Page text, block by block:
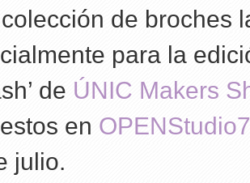
de broches
para la
de ÚNIC Makers
en
julio.